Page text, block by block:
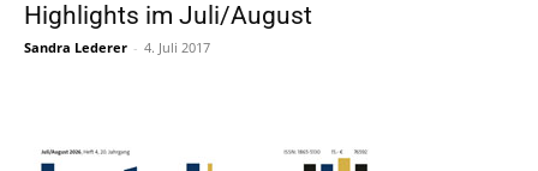
Highlights im Juli/August
Sandra Lederer - 4. Juli 2017